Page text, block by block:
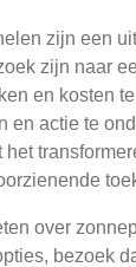
zijn een
zijn naar
en kosten
en actie te
het
over
bezoek